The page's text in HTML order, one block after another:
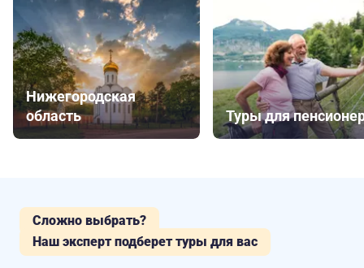
Нижегородская
область
Туры для
Сложно выбрать?
Наш эксперт подберет туры для вас